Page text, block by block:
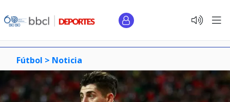
Fútbol > Noticia